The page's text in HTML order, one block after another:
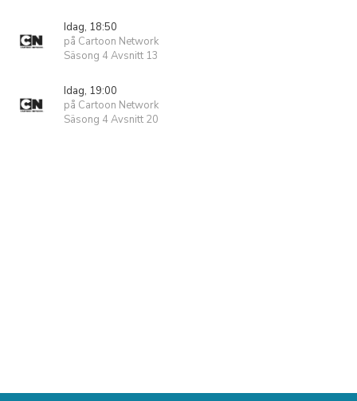
Idag, 18:50
på Cartoon Network
Säsong 4 Avsnitt 13
Idag, 19:00
på Cartoon Network
Säsong 4 Avsnitt 20